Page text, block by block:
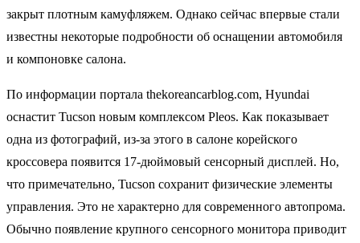
закрыт плотным камуфляжем. Однако сейчас впервые стали
известны некоторые подробности об оснащении автомобиля
и компоновке салона.
По информации портала thekoreancarblog.com, Hyundai
оснастит Tucson новым комплексом Pleos. Как показывает
одна из фотографий, из-за этого в салоне корейского
кроссовера появится 17-дюймовый сенсорный дисплей. Но,
что примечательно, Tucson сохранит физические элементы
управления. Это не характерно для современного автопрома.
Обычно появление крупного сенсорного монитора приводит